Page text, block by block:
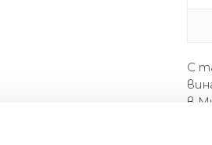
С
в